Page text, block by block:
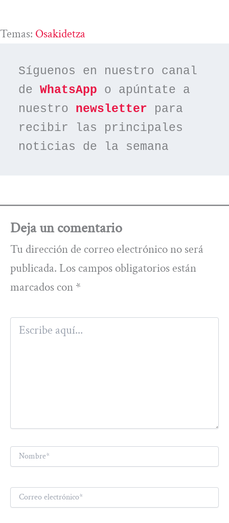
Temas: Osakidetza
Síguenos en nuestro canal
de WhatsApp o apúntate a
nuestro newsletter para
recibir las principales
noticias de la semana
Deja un comentario
Tu dirección de correo electrónico no será
publicada. Los campos obligatorios están
marcados con *
Escribe
aquí...
Nombre*
Correo
electrónico*